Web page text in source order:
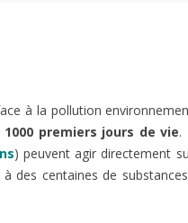
à la pollution
1000 premiers jours de vie.
) peuvent agir directement
centaines de